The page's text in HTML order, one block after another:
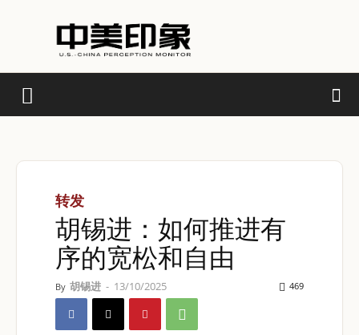
转发
胡锡进：如何推进有
序的宽松和自由
By 胡锡进 - 13/10/2025 469